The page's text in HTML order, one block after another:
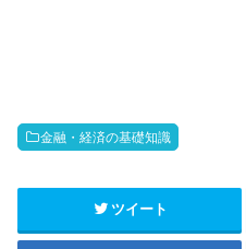
金融・経済の基礎知識
ツイート